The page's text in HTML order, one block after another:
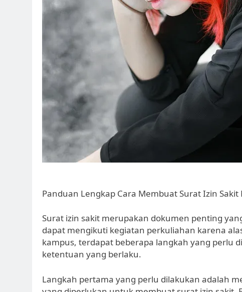
Panduan Lengkap Cara Membuat Surat Izin Sakit
Surat izin sakit merupakan dokumen penting
dapat mengikuti kegiatan perkuliahan karena
kampus, terdapat beberapa langkah yang perlu
ketentuan yang berlaku.
Langkah pertama yang perlu dilakukan adalah